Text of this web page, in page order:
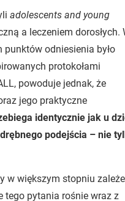
adolescents and young
a leczeniem dorosłych.
odniesienia było
protokołami
powoduje jednak, że
jego praktyczne
identycznie jak u
podejścia – nie
w większym stopniu
tego pytania rośnie wraz z